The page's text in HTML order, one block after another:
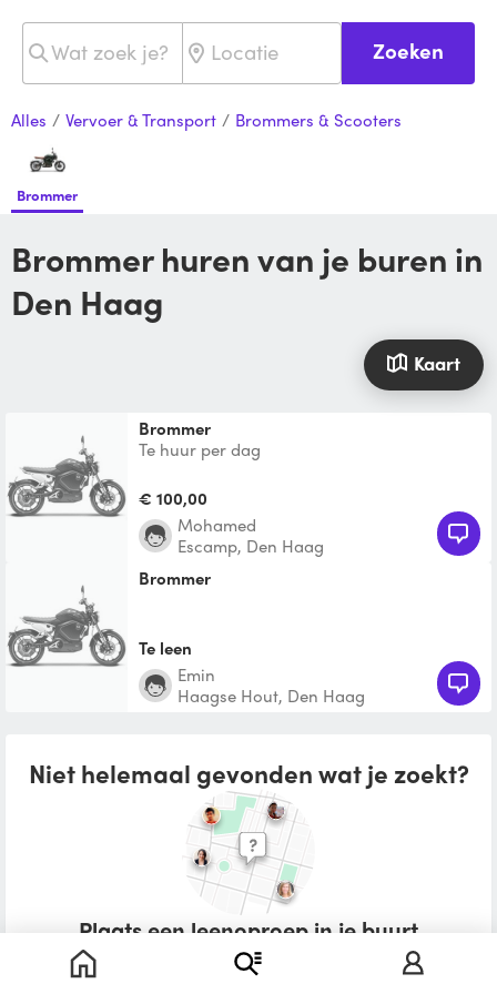
Zoeken
Alles / Vervoer & Transport / Brommers & Scooters
Brommer
Brommer huren van je buren in
Den Haag
Kaart
Brommer
Te huur per dag
€ 100,00
Mohamed
Escamp, Den Haag
Brommer
Te leen
Emin
Haagse Hout, Den Haag
Niet helemaal gevonden wat je zoekt?
Plaats een leenoproep in je buurt
Wat zou je willen lenen?